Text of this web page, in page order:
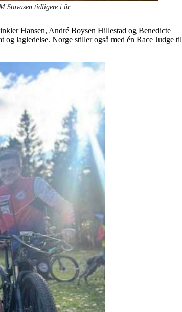
Stavåsen tidligere i år.
Hansen, André Boysen Hillestad og Benedicte
og lagledelse. Norge stiller også med én Race Judge til